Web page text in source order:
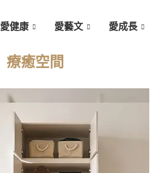
愛健康 愛藝文 愛成長
療癒空間